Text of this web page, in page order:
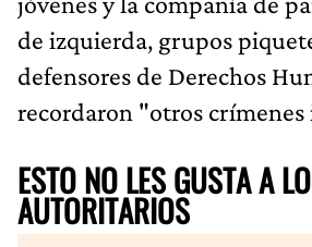
de izquierda, grupos
defensores de Derechos
recordaron "otros
ESTO NO LES GUSTA A
AUTORITARIOS